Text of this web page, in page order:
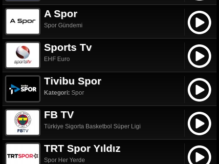
A Spor
Spor Gündemi
Sports Tv
EHF Euro
Tivibu Spor
Kategori: Spor
FB TV
Türkiye Sigorta Basketbol Süper Ligi
TRT Spor Yıldız
Spor Her Yerde